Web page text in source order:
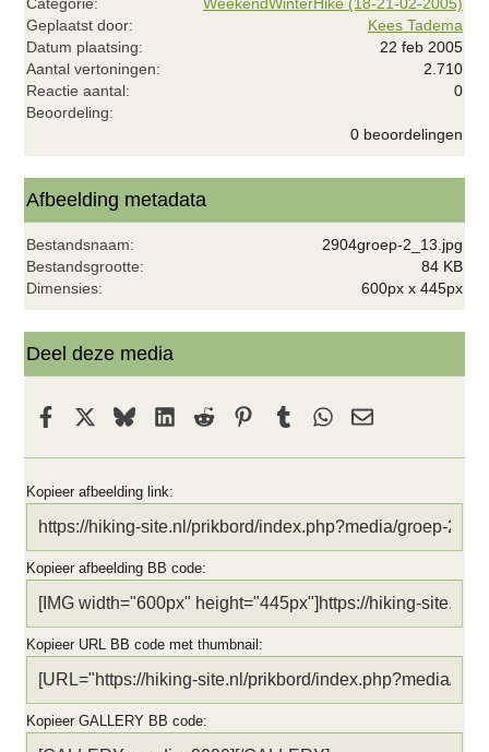
Geplaatst door
Kees Tadema
Datum plaatsing
22 feb 2005
Aantal vertoningen
2.710
Reactie aantal
0
Beoordeling
s
r
e
0 beoordelingen
Afbeelding metadata
Bestandsnaam
2904groep-2_13.jpg
Bestandsgrootte
84 KB
Dimensies
600px x 445px
Deel deze media
Facebook BlueskyLinkedInReddit PinterestTumblr WhatsApp
E-mail
Kopieer afbeelding link
Kopieer afbeelding BB code
Kopieer URL BB code met thumbnail
Kopieer GALLERY BB code